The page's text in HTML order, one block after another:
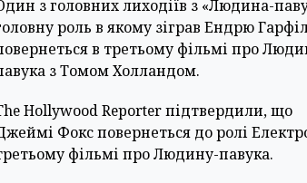
з головних лиходіїв з «Людина-
роль в якому зіграв Ендрю
в третьому фільмі про
з Томом Холландом.
Hollywood Reporter підтвердили, що
Фокс повернеться до ролі
фільмі про Людину-павука.